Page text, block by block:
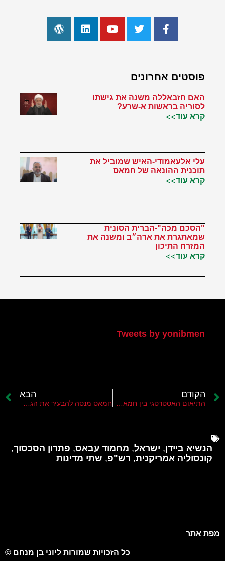
פוסטים אחרונים
האם חזבאללה משנה את גישתו
לסוריה בראשות א-שרע?
קרא עוד>>
עלי אלעאמודי-האיש שמוביל את
תוכנית ההונאה של חמאס
קרא עוד>>
"הסכם מכה"-הברית הסונית
שמאתגרת את ארה״ב ומשנה את
המזרח התיכון
קרא עוד>>
Tweets by yonibmen
הקודם הבא
הנשיא ביידן, ישראל, מחמוד עבאס, פתרון הסכסוך,
קונסוליה אמריקנית, רש"פ, שתי מדינות
מפת אתר
כל הזכויות שמורות ליוני בן מנחם ©